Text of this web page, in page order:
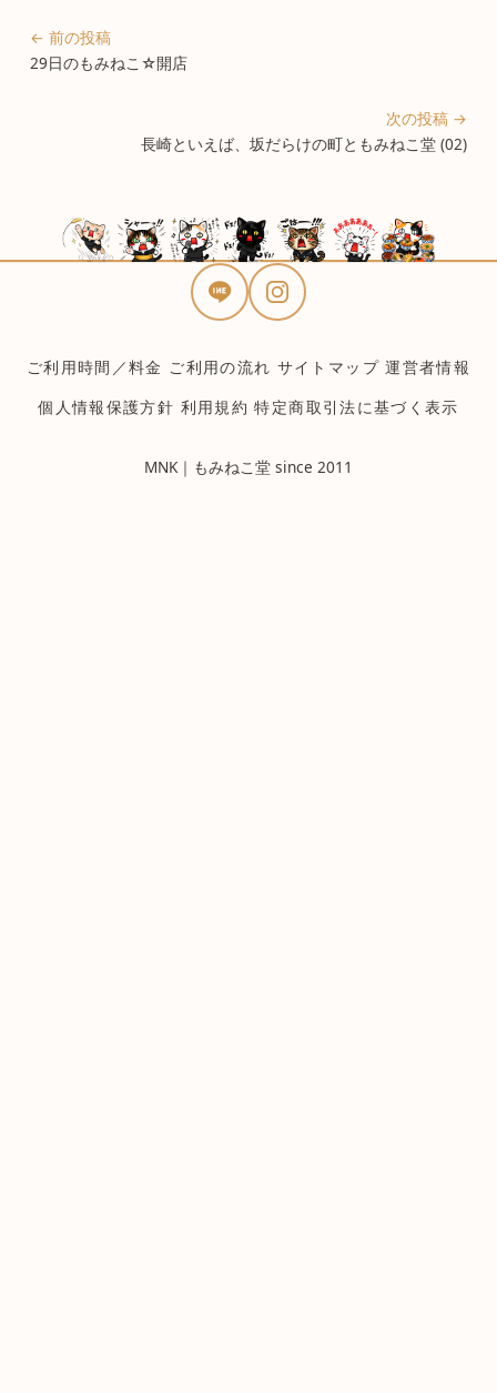
← 前の投稿
29日のもみねこ☆開店
次の投稿 →
長崎といえば、坂だらけの町ともみねこ堂 (02)
ご利用時間／料金 ご利用の流れ サイトマップ 運営者情報
個人情報保護方針 利用規約 特定商取引法に基づく表示
MNK｜もみねこ堂 since 2011